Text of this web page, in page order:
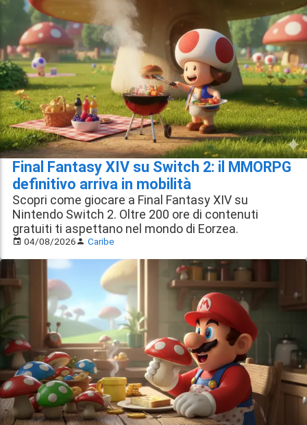
Final Fantasy XIV su Switch 2: il MMORPG
definitivo arriva in mobilità
Scopri come giocare a Final Fantasy XIV su
Nintendo Switch 2. Oltre 200 ore di contenuti
gratuiti ti aspettano nel mondo di Eorzea.
04/08/2026 Caribe